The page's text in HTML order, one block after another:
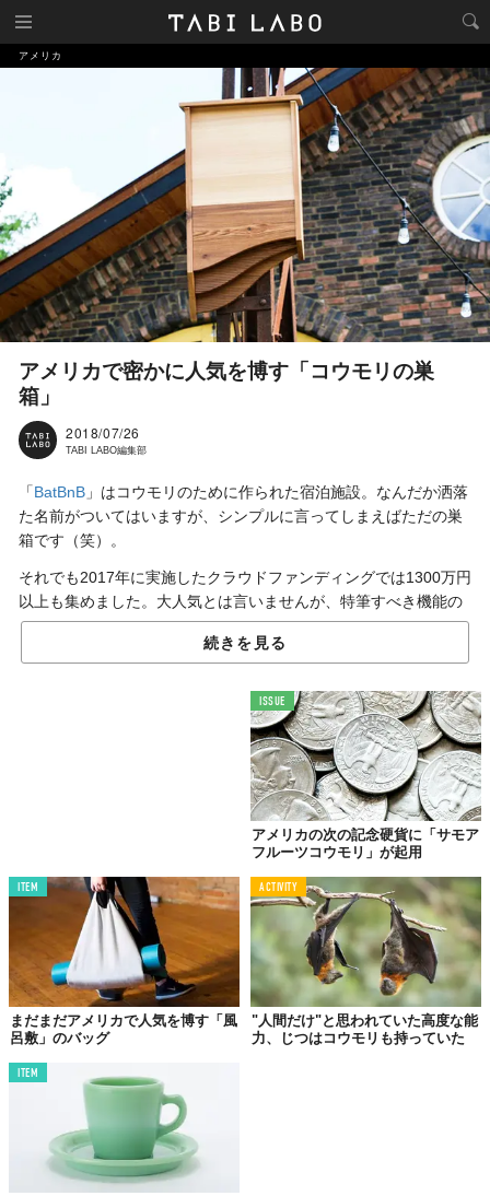
アメリカ
アメリカで密かに人気を博す「コウモリの巣
箱」
2018/07/26
TABI LABO編集部
「BatBnB 」はコウモリのために作られた宿泊施設。なんだか洒落
た名前がついてはいますが、シンプルに言ってしまえばただの巣
箱です（笑）。
それでも2017年に実施したクラウドファンディングでは1300万円
以上も集めました。大人気とは言いませんが、特筆すべき機能の
ない箱に集まった金額としては上出来でしょう。
その理由はずばり、コウモリです。
彼らは一晩にして数千もの蚊や蛾などの害虫を平らげてしまうと
いう大食漢。そのため、アメリカには「コウモリを家に棲みつか
せた方がイイ」という考えがあるそうです。日本でいうところの
「家にいるクモは殺さない」に似ていますね。
家の周りにコウモリを呼び寄せる「BatBnB」。アメリカで人気な
続きを見る
ISSUE
アメリカの次の記念硬貨に「サモア
フルーツコウモリ」が起用
ITEM
まだまだアメリカで人気を博す「風
呂敷」のバッグ
ACTIVITY
"人間だけ"と思われていた高度な能
力、じつはコウモリも持っていた
ITEM